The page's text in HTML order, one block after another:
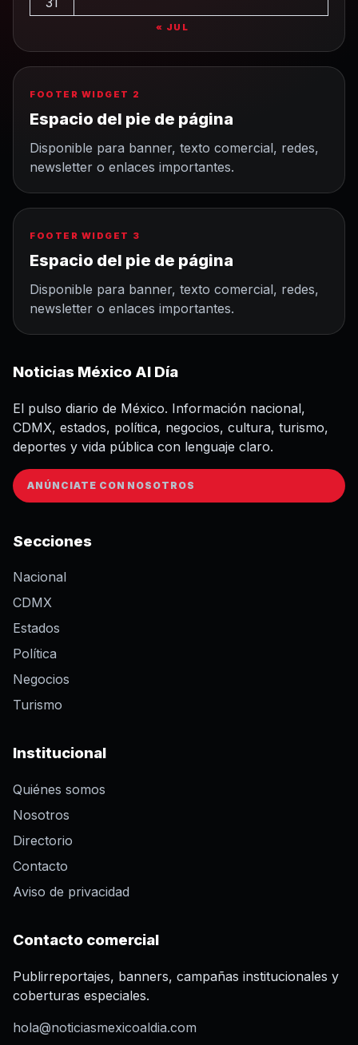
« JUL
FOOTER WIDGET 2
Espacio del pie de página
Disponible para banner, texto comercial, redes,
newsletter o enlaces importantes.
FOOTER WIDGET 3
Espacio del pie de página
Disponible para banner, texto comercial, redes,
newsletter o enlaces importantes.
Noticias México Al Día
El pulso diario de México. Información nacional,
CDMX, estados, política, negocios, cultura, turismo,
deportes y vida pública con lenguaje claro.
ANÚNCIATE CON NOSOTROS
Secciones
Nacional
CDMX
Estados
Política
Negocios
Turismo
Institucional
Quiénes somos
Nosotros
Directorio
Contacto
Aviso de privacidad
Contacto comercial
Publirreportajes, banners, campañas institucionales y
coberturas especiales.
hola@noticiasmexicoaldia.com